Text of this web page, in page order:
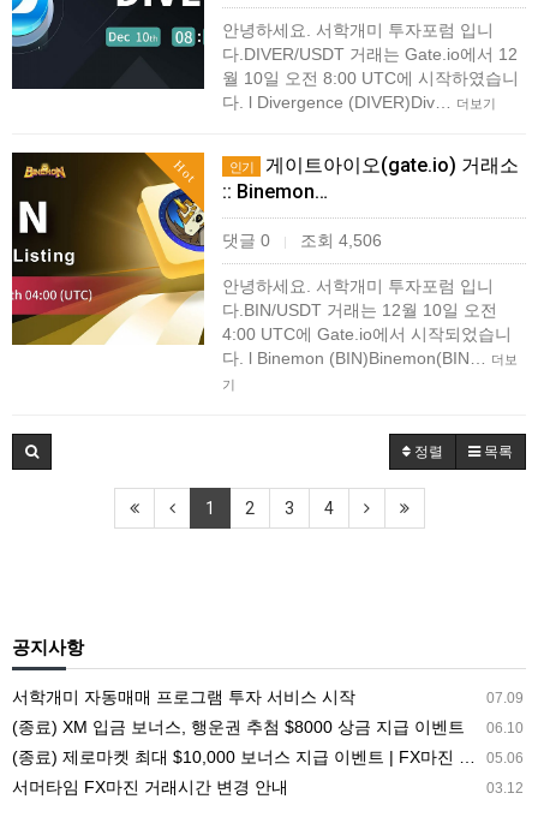
안녕하세요. 서학개미 투자포럼 입니
다.DIVER/USDT 거래는 Gate.io에서 12
월 10일 오전 8:00 UTC에 시작하였습니
다. ​l Divergence (DIVER)Div…
더보기
Hot 인기
게이트아이오(gate.io) 거래소
:: Binemon…
댓글 0 | 조회 4,506
안녕하세요. 서학개미 투자포럼 입니
다.BIN/USDT 거래는 12월 10일 오전
4:00 UTC에 Gate.io에서 시작되었습니
다. l Binemon (BIN)Binemon(BIN…
더보
기
정렬 목록
1 2 3 4
공지사항
07.09
서학개미 자동매매 프로그램 투자 서비스 시작
06.10
(종료) XM 입금 보너스, 행운권 추첨 $8000 상금 지급 이벤트
05.06
(종료) 제로마켓 최대 $10,000 보너스 지급 이벤트 | FX마진 해외거래소 ZEROMARKETS
03.12
서머타임 FX마진 거래시간 변경 안내